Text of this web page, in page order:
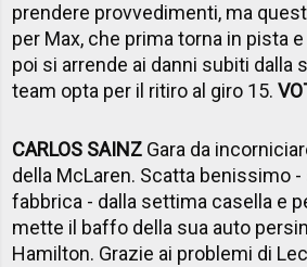
prendere provvedimenti, ma
per Max, che prima torna in pista
poi si arrende ai danni subiti dalla
team opta per il ritiro al giro 15.
CARLOS SAINZ Gara da
della McLaren. Scatta benissimo
fabbrica - dalla settima casella e
mette il baffo della sua auto
Hamilton. Grazie ai problemi di